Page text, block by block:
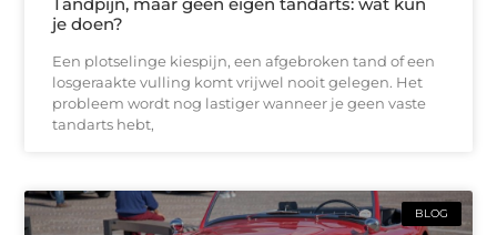
je doen?
Een plotselinge kiespijn, een afgebroken tand of een
losgeraakte vulling komt vrijwel nooit gelegen. Het
probleem wordt nog lastiger wanneer je geen vaste
tandarts hebt,
BLOG